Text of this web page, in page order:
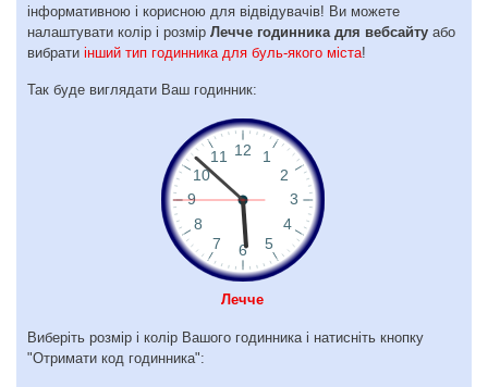
інформативною і корисною для відвідувачів! Ви можете
налаштувати колір і розмір Лечче годинника для вебсайту або
вибрати інший тип годинника для буль-якого міста!
Так буде виглядати Ваш годинник:
Лечче
Виберіть розмір і колір Вашого годинника і натисніть кнопку
"Отримати код годинника":